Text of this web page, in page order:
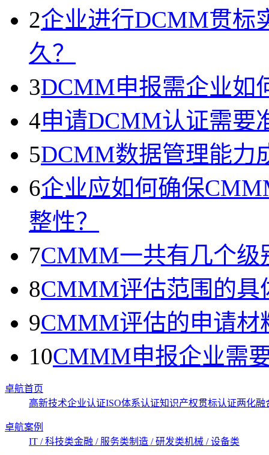
2企业进行DCMM贯标
久？
3DCMM申报需企业如
4申请DCMM认证需要
5DCMM数据管理能力
6企业应如何确保
整性？
7CMMM一共有几个级
8CMMM评估范围的具
9CMMM评估的申请材
10CMMM申报企业需
卓航首页
高新技术企业认证ISO体系认证知识产权贯标认证两化融
卓航案例
IT / 科技类金融 / 服务类制造 / 研发类机械 / 设备类